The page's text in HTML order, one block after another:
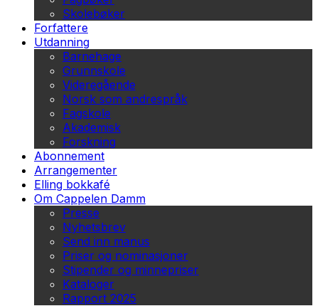
Skolebøker
Forfattere
Utdanning
Barnehage
Grunnskole
Videregående
Norsk som andrespråk
Fagskole
Akademisk
Forskning
Abonnement
Arrangementer
Elling bokkafé
Om Cappelen Damm
Presse
Nyhetsbrev
Send inn manus
Priser og nominasjoner
Stipender og minnepriser
Kataloger
Rapport 2025